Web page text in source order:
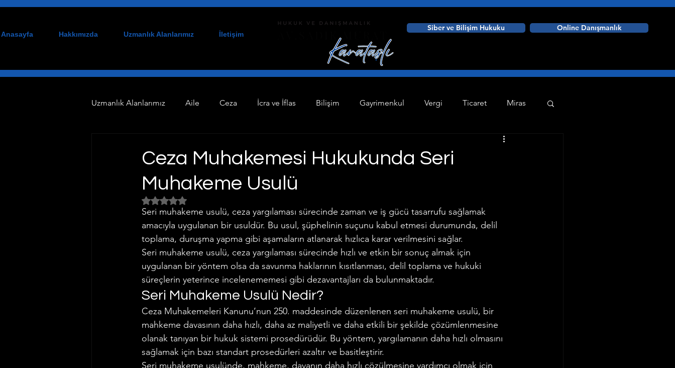
Anasayfa Hakkımızda Uzmanlık Alanlarımız İletişim
Siber ve Bilişim Hukuku Online Danışmanlık
Uzmanlık Alanlarımız Aile Ceza İcra ve İflas Bilişim Gayrimenkul Vergi Ticaret Miras
Askeri Ceza Hukuku
Çalışma Alanlarımız Bilişim Hukuku Aile Hukuku
Ceza Hukuku Gayrimenkul Hukuku İnfaz ve Yatar Hesaplama İcra Hukuku İdare Hukuku
İş ve Sosyal Güvenlik Hukuku Makalelerimiz Polis - Asker Hukuku Miras Hukuku Ticaret Hukuku
Ceza Muhakemesi Hukukunda Seri
Muhakeme Usulü
5 üzerinden NaN yıldız
Seri muhakeme usulü, ceza yargılaması sürecinde zaman ve iş gücü tasarrufu sağlamak
amacıyla uygulanan bir usuldür. Bu usul, şüphelinin suçunu kabul etmesi durumunda, delil
toplama, duruşma yapma gibi aşamaların atlanarak hızlıca karar verilmesini sağlar.
Seri muhakeme usulü, ceza yargılaması sürecinde hızlı ve etkin bir sonuç almak için
uygulanan bir yöntem olsa da savunma haklarının kısıtlanması, delil toplama ve hukuki
süreçlerin yeterince incelenememesi gibi dezavantajları da bulunmaktadır.
Seri Muhakeme Usulü Nedir?
Ceza Muhakemeleri Kanunu’nun 250. maddesinde düzenlenen seri muhakeme usulü, bir
mahkeme davasının daha hızlı, daha az maliyetli ve daha etkili bir şekilde çözümlenmesine
olanak tanıyan bir hukuk sistemi prosedürüdür. Bu yöntem, yargılamanın daha hızlı olmasını
sağlamak için bazı standart prosedürleri azaltır ve basitleştirir.
Seri muhakeme usulünde, mahkeme, davanın daha hızlı çözülmesine yardımcı olmak için